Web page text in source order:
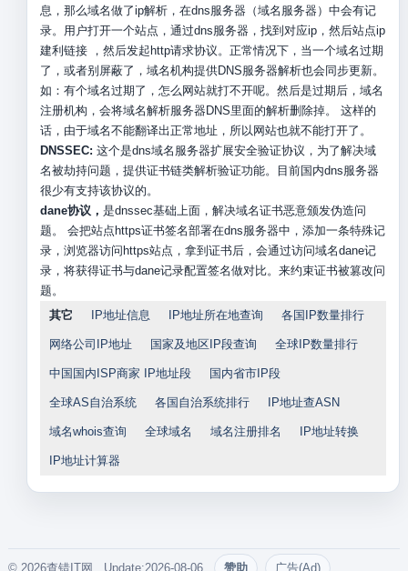
息，那么域名做了ip解析，在dns服务器（域名服务器）中会有记
录。用户打开一个站点，通过dns服务器，找到对应ip，然后站点ip
建利链接 ，然后发起http请求协议。正常情况下，当一个域名过期
了，或者别屏蔽了，域名机构提供DNS服务器解析也会同步更新。
如：有个域名过期了，怎么网站就打不开呢。然后是过期后，域名
注册机构，会将域名解析服务器DNS里面的解析删除掉。 这样的
话，由于域名不能翻译出正常地址，所以网站也就不能打开了。
DNSSEC: 这个是dns域名服务器扩展安全验证协议，为了解决域
名被劫持问题，提供证书链类解析验证功能。目前国内dns服务器
很少有支持该协议的。
dane协议， 是dnssec基础上面，解决域名证书恶意颁发伪造问
题。 会把站点https证书签名部署在dns服务器中，添加一条特殊记
录，浏览器访问https站点，拿到证书后，会通过访问域名dane记
录，将获得证书与dane记录配置签名做对比。来约束证书被篡改问
题。
其它
IP地址信息 IP地址所在地查询 各国IP数量排行
网络公司IP地址 国家及地区IP段查询 全球IP数量排行
中国国内ISP商家 IP地址段 国内省市IP段
全球AS自治系统 各国自治系统排行 IP地址查ASN
域名whois查询 全球域名 域名注册排名 IP地址转换
IP地址计算器
© 2026查错IT网. Update:2026-08-06 赞助 广告(Ad)